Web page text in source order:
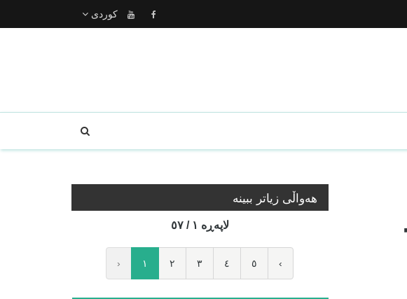
كوردى
هه‌واڵی زیاتر ببینە
لاپه‌ڕه‌ ١ / ٥٧
‹ ١ ٢ ٣ ٤ ٥ ›